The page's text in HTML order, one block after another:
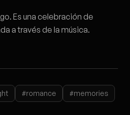
Es una celebración de
a través de la música.
#romance
#memories